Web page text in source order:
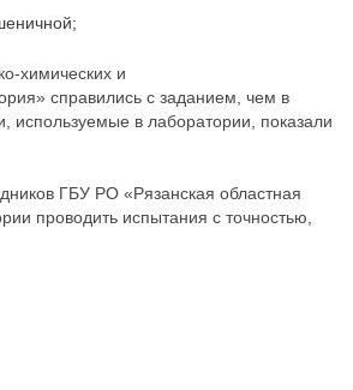
химических и
справились с заданием, чем в
используемые в лаборатории, показали
ГБУ РО «Рязанская областная
проводить испытания с точностью,